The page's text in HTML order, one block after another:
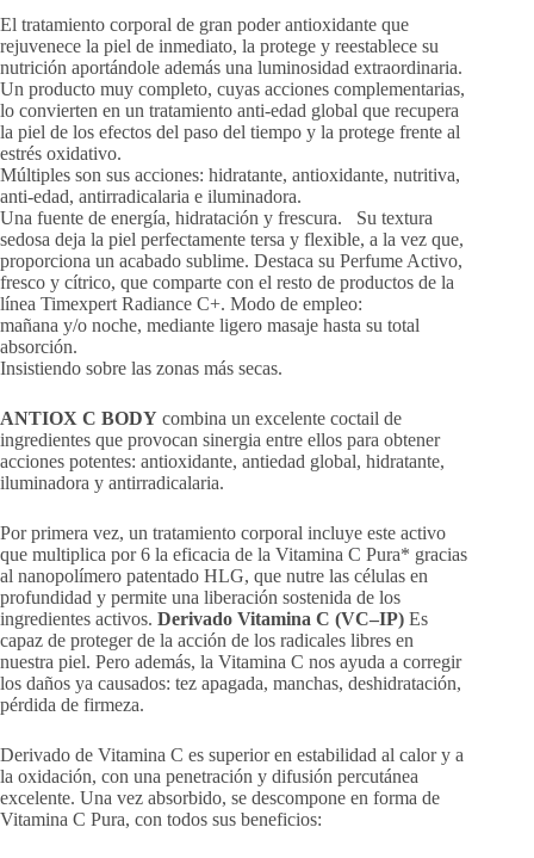
El tratamiento corporal de gran poder antioxidante que
rejuvenece la piel de inmediato, la protege y reestablece su
nutrición aportándole además una luminosidad extraordinaria.
Un producto muy completo, cuyas acciones complementarias,
lo convierten en un tratamiento anti-edad global que recupera
la piel de los efectos del paso del tiempo y la protege frente al
estrés oxidativo.
Múltiples son sus acciones: hidratante, antioxidante, nutritiva,
anti-edad, antirradicalaria e iluminadora.
Una fuente de energía, hidratación y frescura. Su textura
sedosa deja la piel perfectamente tersa y flexible, a la vez que,
proporciona un acabado sublime. Destaca su Perfume Activo,
fresco y cítrico, que comparte con el resto de productos de la
línea Timexpert Radiance C+. Modo de empleo:
mañana y/o noche, mediante ligero masaje hasta su total
absorción.
Insistiendo sobre las zonas más secas.
ANTIOX C BODY combina un excelente coctail de
ingredientes que provocan sinergia entre ellos para obtener
acciones potentes: antioxidante, antiedad global, hidratante,
iluminadora y antirradicalaria.
Por primera vez, un tratamiento corporal incluye este activo
que multiplica por 6 la eficacia de la Vitamina C Pura* gracias
al nanopolímero patentado HLG, que nutre las células en
profundidad y permite una liberación sostenida de los
ingredientes activos. Derivado Vitamina C (VC–IP) Es
capaz de proteger de la acción de los radicales libres en
nuestra piel. Pero además, la Vitamina C nos ayuda a corregir
los daños ya causados: tez apagada, manchas, deshidratación,
pérdida de firmeza.
Derivado de Vitamina C es superior en estabilidad al calor y a
la oxidación, con una penetración y difusión percutánea
excelente. Una vez absorbido, se descompone en forma de
Vitamina C Pura, con todos sus beneficios: